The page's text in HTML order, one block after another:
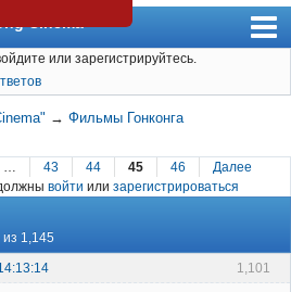
Cinema"
или зарегистрируйтесь.
→Фильмы Гонконга
43 44 45 46
Далее
войти или зарегистрироваться
1,145
1,101